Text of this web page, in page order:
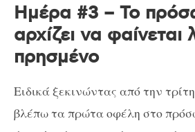
Ημέρα #3 – Το
αρχίζει να φαίνεται
πρησμένο
Ειδικά ξεκινώντας από την
βλέπω τα πρώτα οφέλη στο